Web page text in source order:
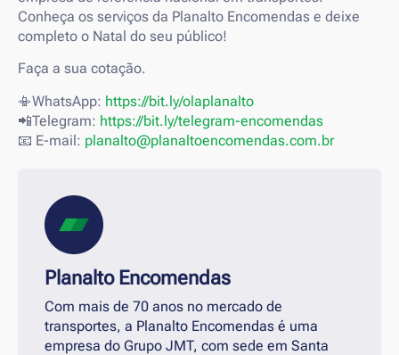
Conheça os serviços da Planalto Encomendas e deixe
completo o Natal do seu público!
Faça a sua cotação.
📳WhatsApp: https://bit.ly/olaplanalto
📲Telegram: https://bit.ly/telegram-encomendas
📧 E-mail: planalto@planaltoencomendas.com.br
Planalto Encomendas
Com mais de 70 anos no mercado de
transportes, a Planalto Encomendas é uma
empresa do Grupo JMT, com sede em Santa